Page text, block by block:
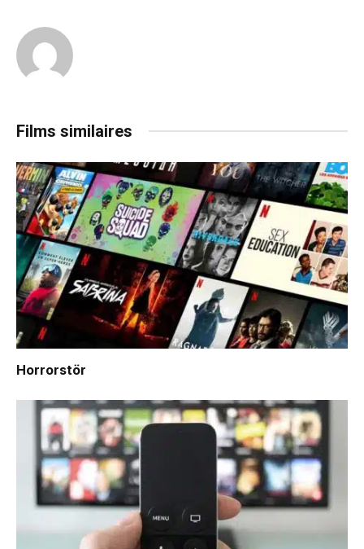
Films similaires
Horrorstör